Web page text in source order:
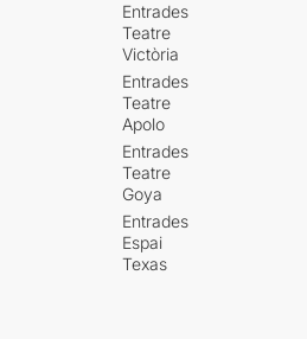
Entrades
Teatre
Victòria
Entrades
Teatre
Apolo
Entrades
Teatre
Goya
Entrades
Espai
Texas